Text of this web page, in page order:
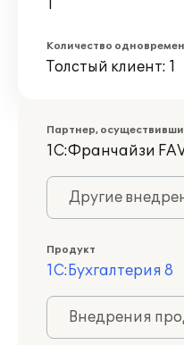
1
Количество
Толстый клиент: 1
Партнер,
1С:Франчайзи
Другие
Продукт
1С:Бухгалтерия 8
Внедрения